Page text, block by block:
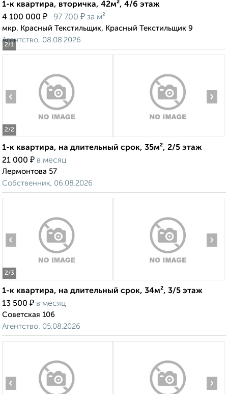
2/1
1-к квартира, вторичка, 42м², 4/6 этаж
4 100 000 ₽ 97 700 ₽ за м²
мкр. Красный Текстильщик, Красный Текстильщик 9
Агентство, 08.08.2026
2/2
‹ ›
1-к квартира, на длительный срок, 35м², 2/5 этаж
21 000 ₽ в месяц
Лермонтова 57
Собственник, 06.08.2026
2/3
‹ ›
1-к квартира, на длительный срок, 34м², 3/5 этаж
13 500 ₽ в месяц
Советская 106
Агентство, 05.08.2026
‹ ›